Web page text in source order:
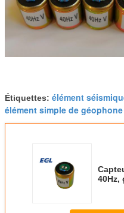
Étiquettes: élément
élément simple de géophone
40Hz,